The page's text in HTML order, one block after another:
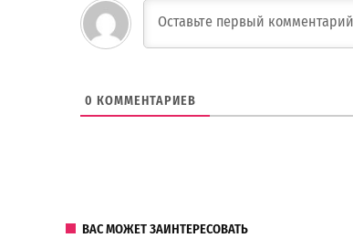
0 КОММЕНТАРИЕВ
ВАС МОЖЕТ ЗАИНТЕРЕСОВАТЬ